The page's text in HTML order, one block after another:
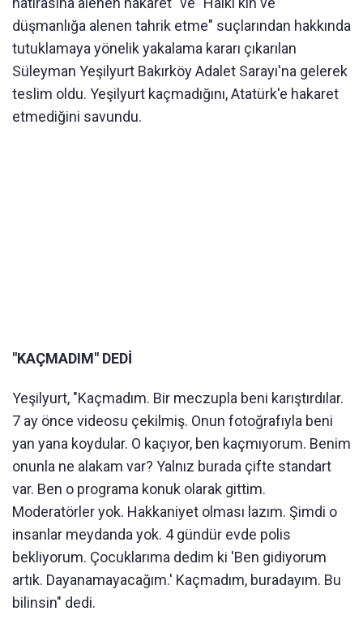
düşmanlığa alenen tahrik etme" suçlarından hakkında
tutuklamaya yönelik yakalama kararı çıkarılan
Süleyman Yeşilyurt Bakırköy Adalet Sarayı'na gelerek
teslim oldu. Yeşilyurt kaçmadığını, Atatürk'e hakaret
etmediğini savundu.
"KAÇMADIM" DEDİ
Yeşilyurt, "Kaçmadım. Bir meczupla beni karıştırdılar.
7 ay önce videosu çekilmiş. Onun fotoğrafıyla beni
yan yana koydular. O kaçıyor, ben kaçmıyorum. Benim
onunla ne alakam var? Yalnız burada çifte standart
var. Ben o programa konuk olarak gittim.
Moderatörler yok. Hakkaniyet olması lazım. Şimdi o
insanlar meydanda yok. 4 gündür evde polis
bekliyorum. Çocuklarıma dedim ki 'Ben gidiyorum
artık. Dayanamayacağım.' Kaçmadım, buradayım. Bu
bilinsin" dedi.